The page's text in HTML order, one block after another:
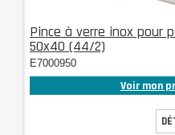
Pince à verre inox pour
50x40 (44/2)
E7000950
Voir mon